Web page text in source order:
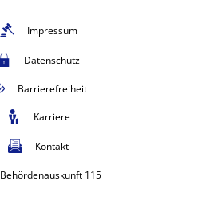
Impressum
Datenschutz
Barrierefreiheit
Karriere
Kontakt
Behördenauskunft 115